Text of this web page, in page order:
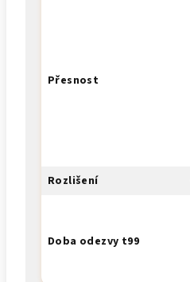
Přesnost
Rozlišení
Doba odezvy t99